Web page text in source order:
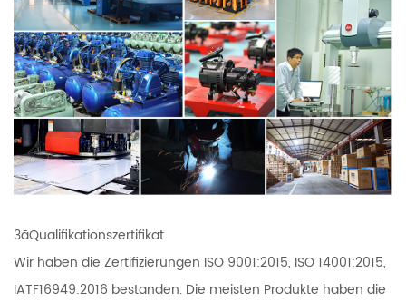
3ãQualifikationszertifikat
Wir haben die Zertifizierungen ISO 9001:2015, ISO 14001:2015,
IATF16949:2016 bestanden. Die meisten Produkte haben die